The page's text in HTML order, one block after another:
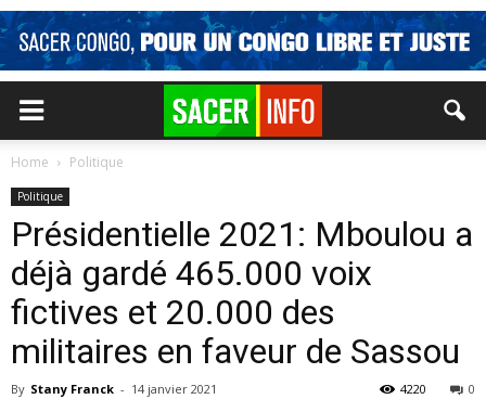
Home Politique
Politique
Présidentielle 2021: Mboulou a
déjà gardé 465.000 voix
fictives et 20.000 des
militaires en faveur de Sassou
By Stany Franck - 14 janvier 2021 0
4220